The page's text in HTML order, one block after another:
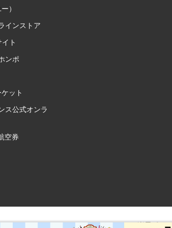
）
インストア
ト
ンポ
ット
ス公式オンラ
空券
楽天ポイ